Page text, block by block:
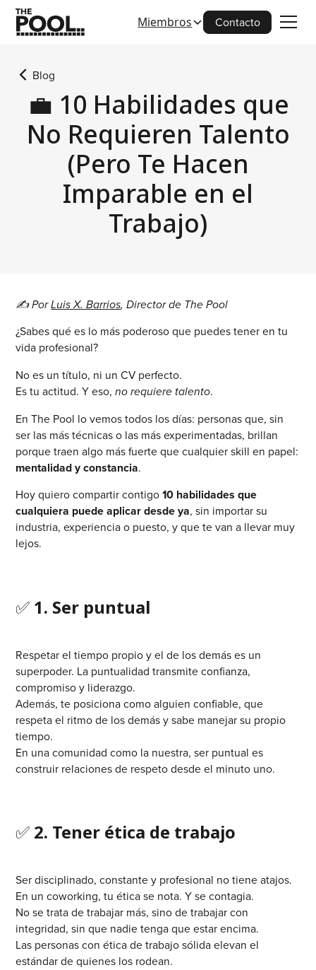
Miembros Contacto
Blog
💼 10 Habilidades que
No Requieren Talento
(Pero Te Hacen
Imparable en el
Trabajo)
✍️ PorLuis X. Barrios, Director de The Pool
¿Sabes qué es lo más poderoso que puedes tener en tu
vida profesional?
No es un título, ni un CV perfecto.
Es tu actitud. Y eso,no requiere talento.
En The Pool lo vemos todos los días: personas que, sin
ser las más técnicas o las más experimentadas, brillan
porque traen algo más fuerte que cualquier skill en papel:
mentalidad y constancia.
Hoy quiero compartir contigo10 habilidades que
cualquiera puede aplicar desde ya, sin importar su
industria, experiencia o puesto, y que te van a llevar muy
lejos.
✅ 1. Ser puntual
Respetar el tiempo propio y el de los demás es un
superpoder. La puntualidad transmite confianza,
compromiso y liderazgo.
Además, te posiciona como alguien confiable, que
respeta el ritmo de los demás y sabe manejar su propio
tiempo.
En una comunidad como la nuestra, ser puntual es
construir relaciones de respeto desde el minuto uno.
✅ 2. Tener ética de trabajo
Ser disciplinado, constante y profesional no tiene atajos.
En un coworking, tu ética se nota. Y se contagia.
No se trata de trabajar más, sino de trabajar con
integridad, sin que nadie tenga que estar encima.
Las personas con ética de trabajo sólida elevan el
estándar de quienes los rodean.